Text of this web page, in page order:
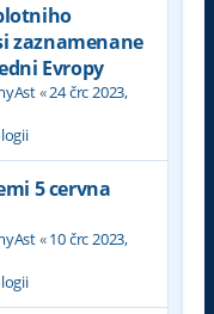
zaznamenane
Evropy
«24 črc 2023,
5 cervna
«10 črc 2023,